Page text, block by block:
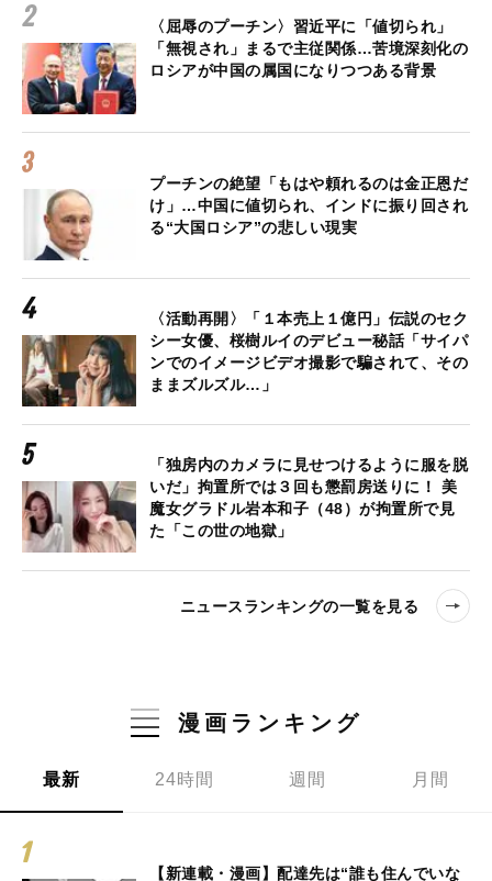
〈屈辱のプーチン〉習近平に「値切られ」
「無視され」まるで主従関係…苦境深刻化の
ロシアが中国の属国になりつつある背景
プーチンの絶望「もはや頼れるのは金正恩だ
け」…中国に値切られ、インドに振り回され
る“大国ロシア”の悲しい現実
〈活動再開〉「１本売上１億円」伝説のセク
シー女優、桜樹ルイのデビュー秘話「サイパ
ンでのイメージビデオ撮影で騙されて、その
ままズルズル…」
「独房内のカメラに見せつけるように服を脱
いだ」拘置所では３回も懲罰房送りに！ 美
魔女グラドル岩本和子（48）が拘置所で見
た「この世の地獄」
ニュースランキングの一覧を見る
漫画ランキング
最新 24時間 週間 月間
【新連載・漫画】配達先は“誰も住んでいな